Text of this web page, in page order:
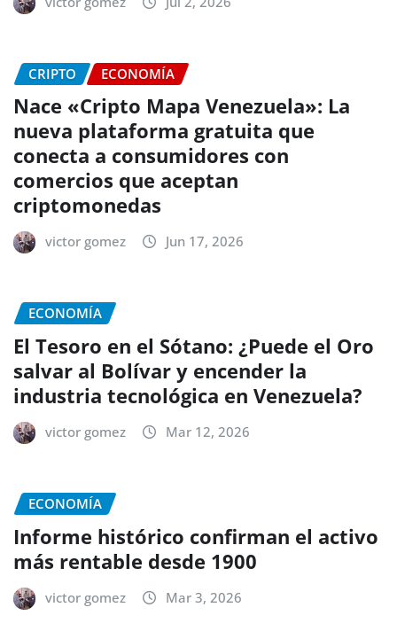
CRIPTO ECONOMÍA
Nace «Cripto Mapa Venezuela»: La
nueva plataforma gratuita que
conecta a consumidores con
comercios que aceptan
criptomonedas
victor gomez Jun 17, 2026
ECONOMÍA
El Tesoro en el Sótano: ¿Puede el Oro
salvar al Bolívar y encender la
industria tecnológica en Venezuela?
victor gomez Mar 12, 2026
ECONOMÍA
Informe histórico confirman el activo
más rentable desde 1900
victor gomez Mar 3, 2026